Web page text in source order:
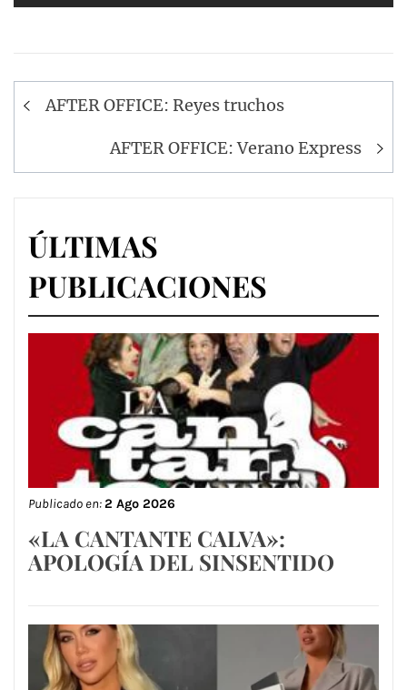
Navegación
entradas
AFTER OFFICE: Reyes truchos
AFTER OFFICE: Verano Express
ÚLTIMAS
PUBLICACIONES
Publicado en:2 Ago 2026
«LA CANTANTE CALVA»:
APOLOGÍA DEL SINSENTIDO